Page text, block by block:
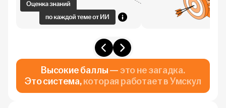
Высокие баллы —это не загадка.
Это система,которая работает в Умскул